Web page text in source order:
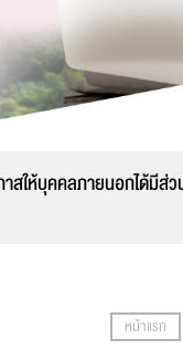
สให้บุคคลภายนอกได้มีส่
หน้าแรก